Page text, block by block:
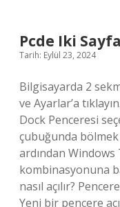
Pcde Iki
Tarih: Eylül 23, 2024
Bilgisayarda 2
ve Ayarlar’a
Dock Penceresi
çubuğunda
ardından
kombinasyonuna
nasıl açılır?
Yeni bir pencere